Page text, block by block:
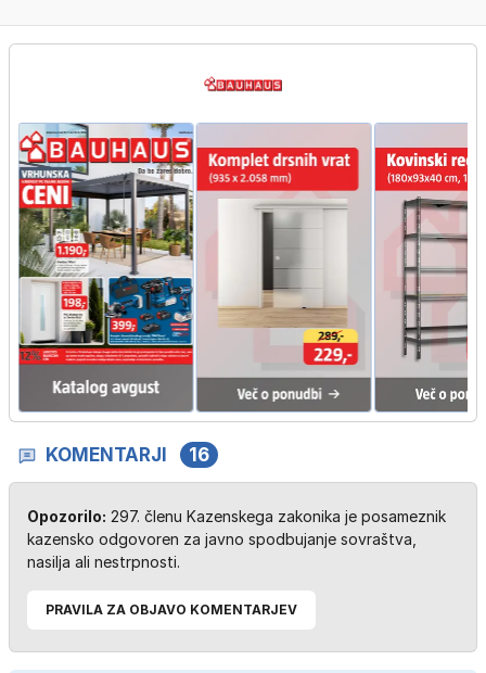
KOMENTARJI 16
Opozorilo: 297. členu Kazenskega zakonika je posameznik
kazensko odgovoren za javno spodbujanje sovraštva,
nasilja ali nestrpnosti.
PRAVILA ZA OBJAVO KOMENTARJEV